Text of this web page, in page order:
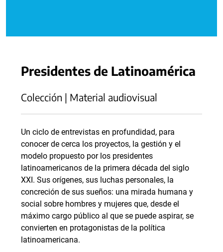
Presidentes de Latinoamérica
Colección | Material audiovisual
Un ciclo de entrevistas en profundidad, para
conocer de cerca los proyectos, la gestión y el
modelo propuesto por los presidentes
latinoamericanos de la primera década del siglo
XXI. Sus orígenes, sus luchas personales, la
concreción de sus sueños: una mirada humana y
social sobre hombres y mujeres que, desde el
máximo cargo público al que se puede aspirar, se
convierten en protagonistas de la política
latinoamericana.